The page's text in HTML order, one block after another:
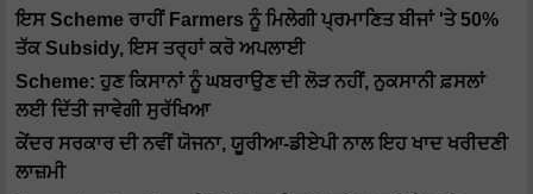
ਇਸ Scheme ਰਾਹੀਂ Farmers ਨੂੰ ਮਿਲੇਗੀ ਪ੍ਰਮਾਣਿਤ ਬੀਜਾਂ 'ਤੇ 50%
ਤੱਕ Subsidy, ਇਸ ਤਰ੍ਹਾਂ ਕਰੋ ਅਪਲਾਈ
Scheme: ਹੁਣ ਕਿਸਾਨਾਂ ਨੂੰ ਘਬਰਾਉਣ ਦੀ ਲੋੜ ਨਹੀਂ, ਨੁਕਸਾਨੀ ਫ਼ਸਲਾਂ
ਲਈ ਦਿੱਤੀ ਜਾਵੇਗੀ ਸੁਰੱਖਿਆ
ਕੇਂਦਰ ਸਰਕਾਰ ਦੀ ਨਵੀਂ ਯੋਜਨਾ, ਯੂਰੀਆ-ਡੀਏਪੀ ਨਾਲ ਇਹ ਖਾਦ ਖਰੀਦਣੀ
ਲਾਜ਼ਮੀ